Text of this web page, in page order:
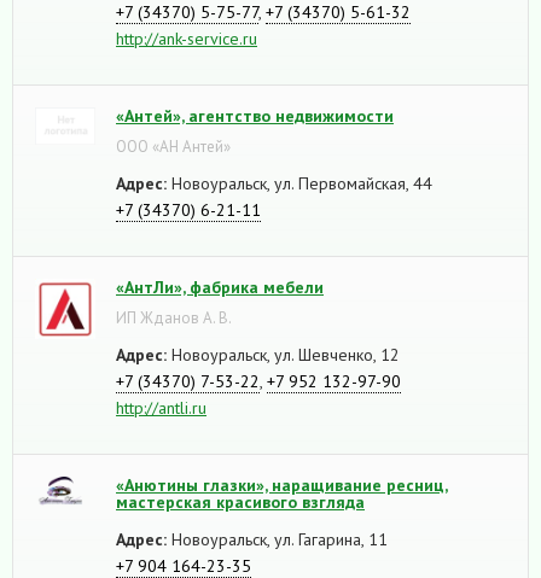
+7 (34370) 5-75-77, +7 (34370) 5-61-32
http://ank-service.ru
«Антей», агентство недвижимости
ООО «АН Антей»
Адрес: Новоуральск, ул. Первомайская, 44
+7 (34370) 6-21-11
«АнтЛи», фабрика мебели
ИП Жданов А. В.
Адрес: Новоуральск, ул. Шевченко, 12
+7 (34370) 7-53-22 +7 952 132-97-90
http://antli.ru
«Анютины глазки», наращивание ресниц,
мастерская красивого взгляда
Адрес: Новоуральск, ул. Гагарина, 11
+7 904 164-23-35